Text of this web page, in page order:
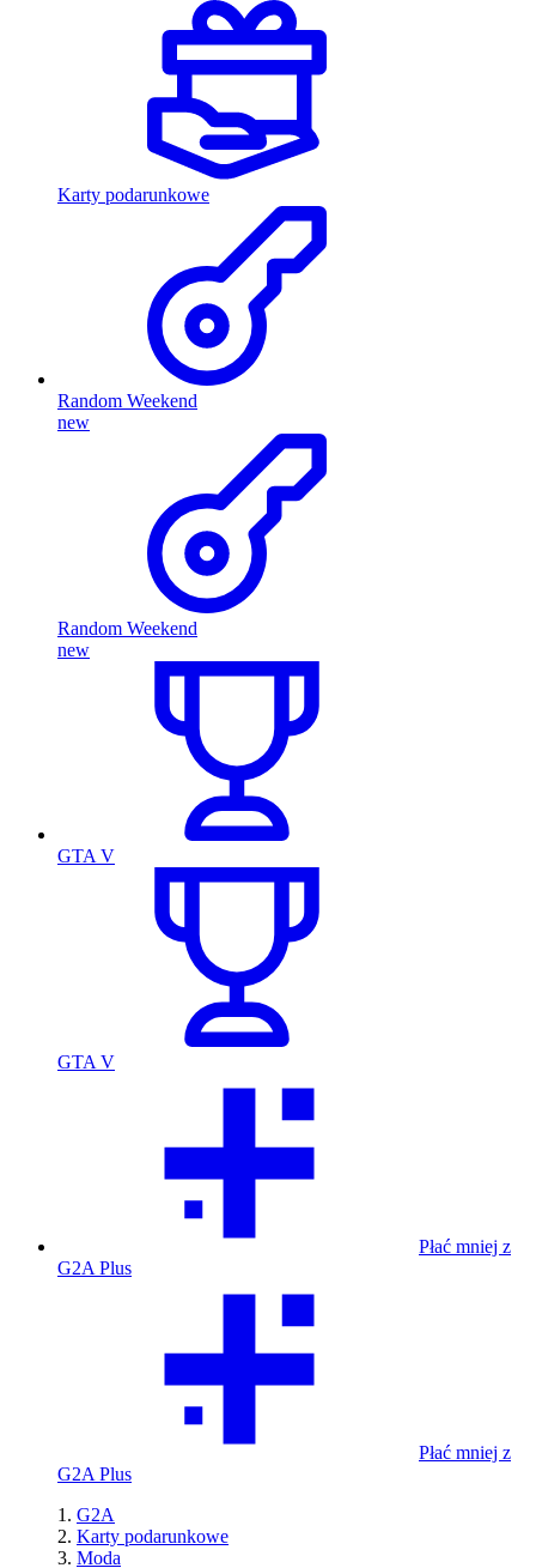
Karty podarunkowe
Random Weekend
new
Random Weekend
new
GTA V
GTA V
Płać mniej z
G2A Plus
Płać mniej z
G2A Plus
G2A
Karty podarunkowe
Moda